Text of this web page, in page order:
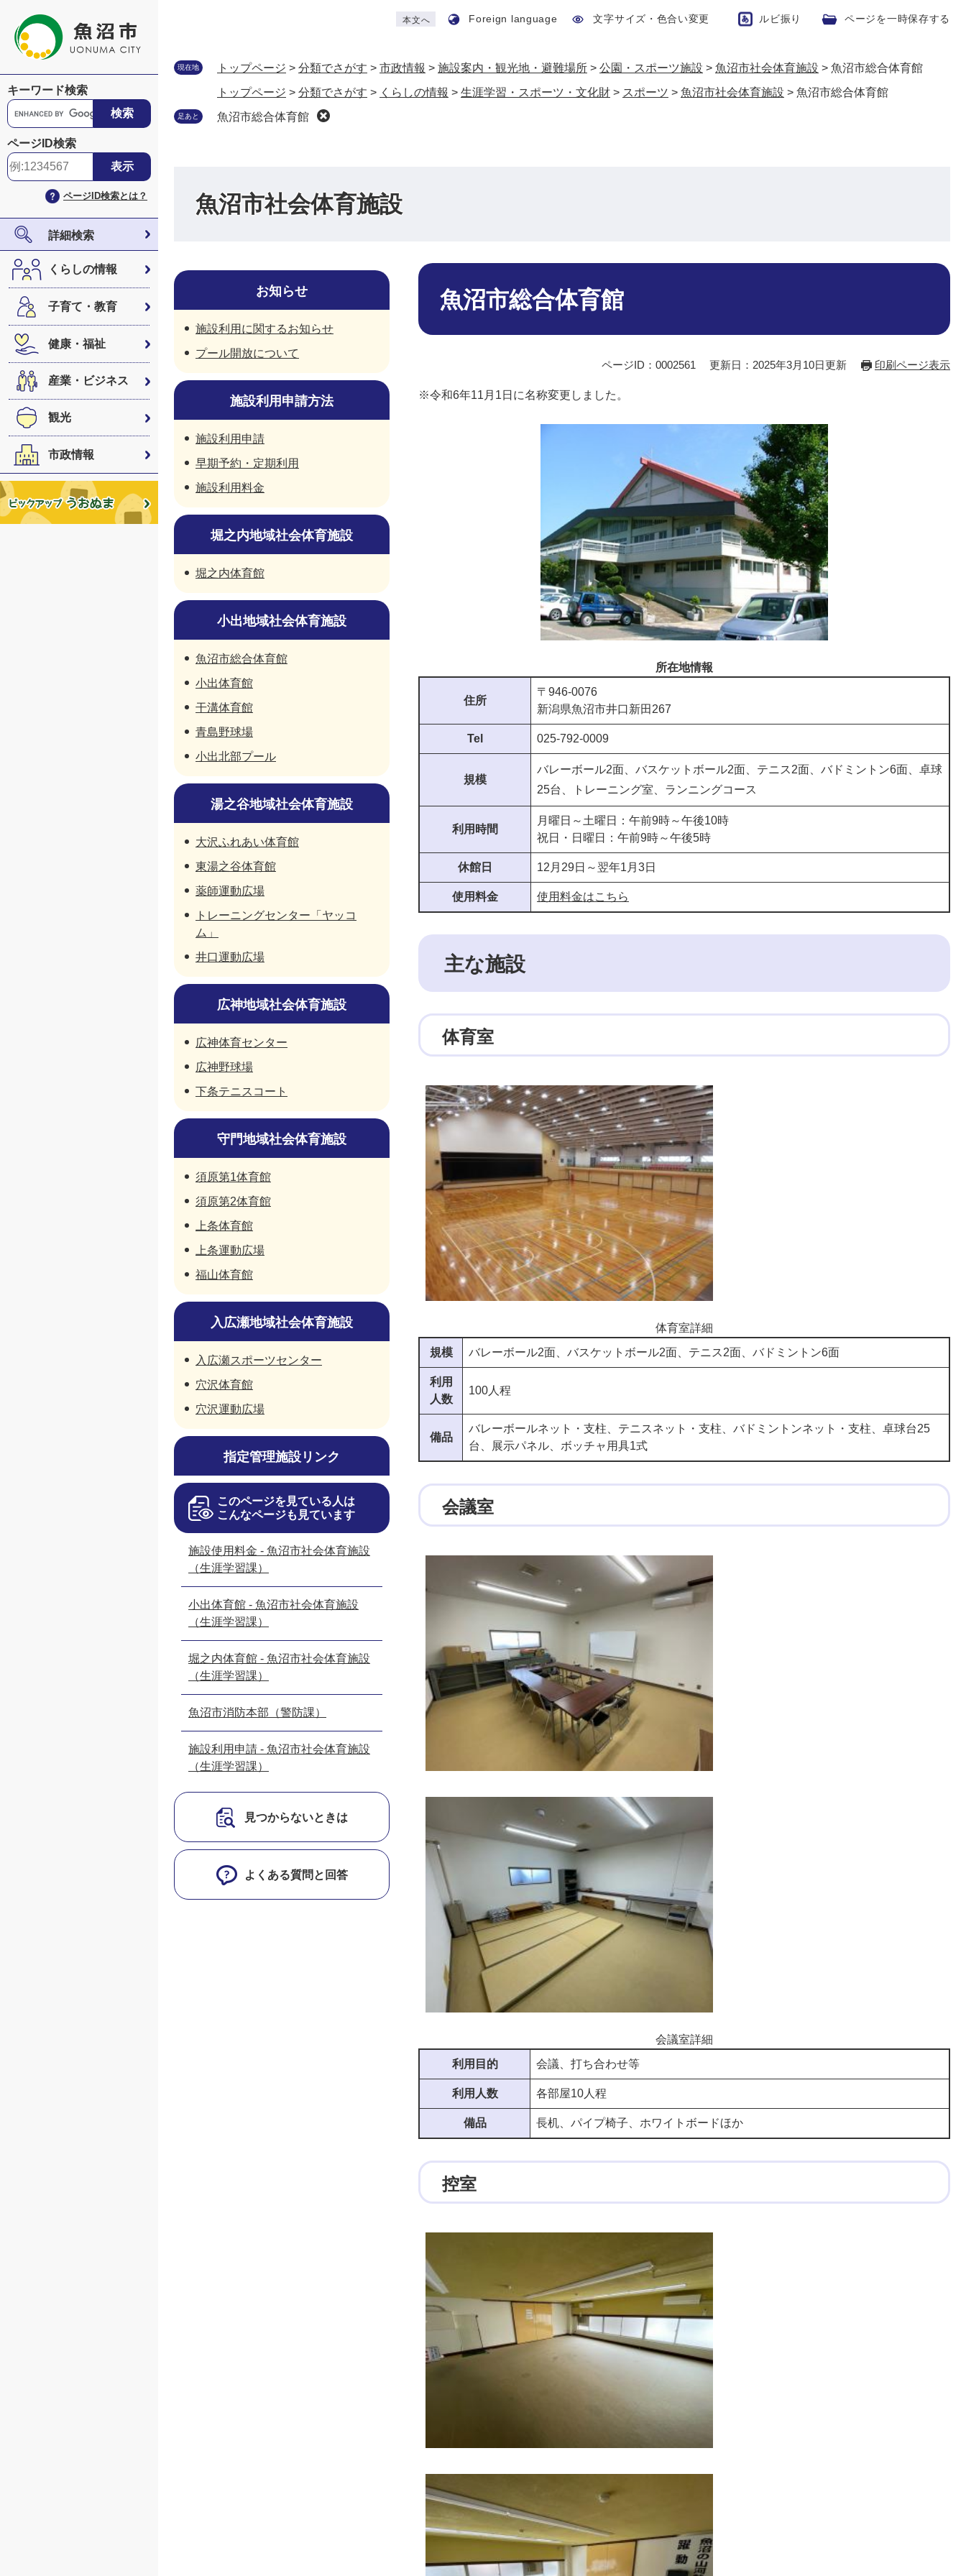
本文へ Foreign language 文字サイズ・色合い変更 ルビ振り ページを一時保存する
キーワード検索
G
o
o
g
ス
タ
ム
検
索
ページID検索
ページID検索とは？
詳細検索
くらしの情報
子育て・教育
健康・福祉
産業・ビジネス
観光
市政情報
現在地 トップページ > 分類でさがす > 市政情報 > 施設案内・観光地・避難場所 > 公園・スポーツ施設 > 魚沼市社会体育施設 > 魚沼市総合体育館
トップページ > 分類でさがす > くらしの情報 > 生涯学習・スポーツ・文化財 > スポーツ > 魚沼市社会体育施設 > 魚沼市総合体育館
足あと 魚沼市総合体育館
魚沼市社会体育施設
本
魚沼市総合体育館
ページID：0002561 更新日：2025年3月10日更新 印刷ページ表示
※令和6年11月1日に名称変更しました。
所在地情報
住所
〒946-0076
新潟県魚沼市井口新田267
Tel 025-792-0009
規模
バレーボール2面、バスケットボール2面、テニス2面、バドミントン6面、卓球
25台、トレーニング室、ランニングコース
利用時間
月曜日～土曜日：午前9時～午後10時
祝日・日曜日：午前9時～午後5時
休館日 12月29日～翌年1月3日
使用料金 使用料金はこちら
主な施設
体育室
体育室詳細
規模
バレーボール2面、バスケットボール2面、テニス2面、バドミントン6面
利用
人数
100人程
備品
バレーボールネット・支柱、テニスネット・支柱、バドミントンネット・支柱、卓球台25
台、展示パネル、ボッチャ用具1式
会議室
会議室詳細
利用目的
会議、打ち合わせ等
利用人数 各部屋10人程
備品 長机、パイプ椅子、ホワイトボードほか
控室
お知らせ
施設利用に関するお知らせ
プール開放について
施設利用申請方法
施設利用申請
早期予約・定期利用
施設利用料金
堀之内地域社会体育施設
堀之内体育館
小出地域社会体育施設
魚沼市総合体育館
小出体育館
干溝体育館
青島野球場
小出北部プール
湯之谷地域社会体育施設
大沢ふれあい体育館
東湯之谷体育館
薬師運動広場
トレーニングセンター「ヤッコ
ム」
井口運動広場
広神地域社会体育施設
広神体育センター
広神野球場
下条テニスコート
守門地域社会体育施設
須原第1体育館
須原第2体育館
上条体育館
上条運動広場
福山体育館
入広瀬地域社会体育施設
入広瀬スポーツセンター
穴沢体育館
穴沢運動広場
指定管理施設リンク
このページを見ている人は
こんなページも見ています
施設使用料金 - 魚沼市社会体育施設
（生涯学習課）
小出体育館 - 魚沼市社会体育施設
（生涯学習課）
堀之内体育館 - 魚沼市社会体育施設
（生涯学習課）
魚沼市消防本部（警防課）
施設利用申請 - 魚沼市社会体育施設
（生涯学習課）
見つからないときは
よくある質問と回答